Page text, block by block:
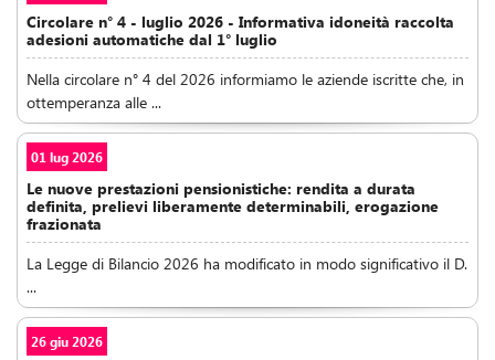
Circolare n° 4 - luglio 2026 - Informativa idoneità raccolta
adesioni automatiche dal 1° luglio
Nella circolare n° 4 del 2026 informiamo le aziende iscritte che, in
ottemperanza alle ...
01 lug 2026
Le nuove prestazioni pensionistiche: rendita a durata
definita, prelievi liberamente determinabili, erogazione
frazionata
La Legge di Bilancio 2026 ha modificato in modo significativo il D.
...
26 giu 2026